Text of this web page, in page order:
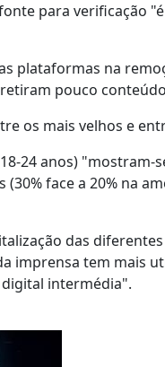
para verificação
plataformas na
pouco
os mais velhos e
24 anos)
face a 20% na
das
imprensa tem mais
intermédia".